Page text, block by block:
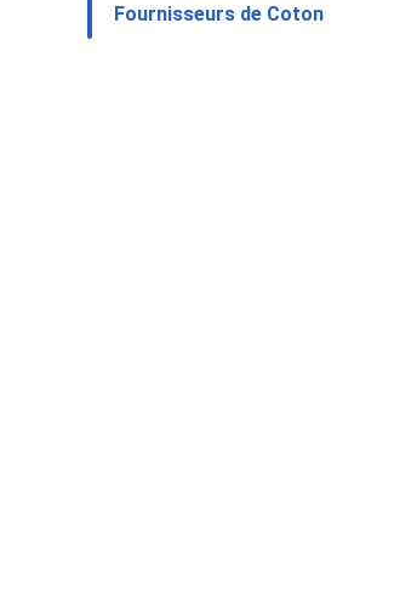
Fournisseurs de Coton